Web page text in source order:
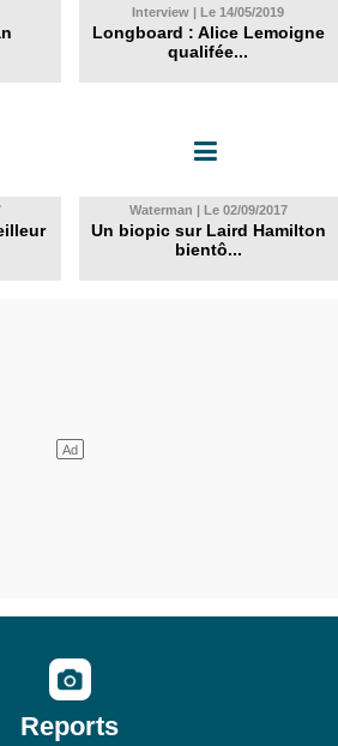
Interview | Le 14/05/2019
Longboard : Alice Lemoigne
qualifée...
Waterman | Le 02/09/2017
Un biopic sur Laird Hamilton
bientô...
Reports